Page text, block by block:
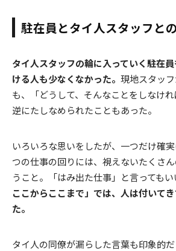
駐在員とタイ人スタッフと
タイ人スタッフの輪に入っていく駐在
ける人も少なくなかった。 現地スタッ
も、「どうして、そんなことをしなけ
逆にたしなめられたこともあった。
いろいろな思いをしたが、一つだけ確
つの仕事の回りには、視えないたくさ
うこと。「はみ出た仕事」と言ってもい
ここからここまで」では、人は付いて
た。
タイ人の同僚が漏らした言葉も印象的だ